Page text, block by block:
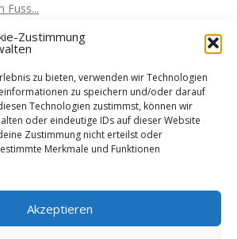
Zustimmung
zu bieten, verwenden wir Technologien
zu speichern und/oder darauf
Technologien zustimmst, können wir
oder eindeutige IDs auf dieser Website
Zustimmung nicht erteilst oder
Merkmale und Funktionen
Akzeptieren
Fuss...
Markt überrollen
mit einem Clould-Gaming Dienst?
fliegen?